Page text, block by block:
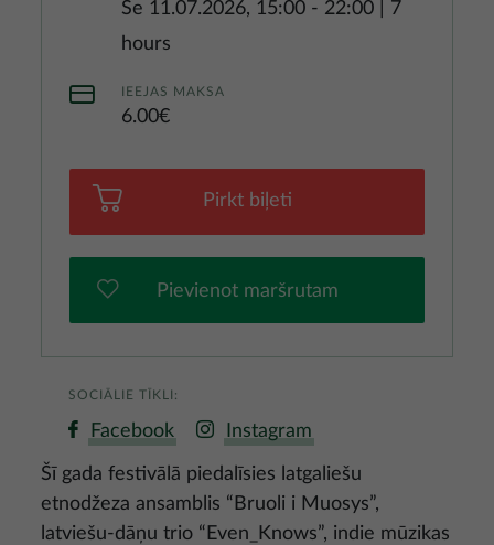
Šī gada festivālā piedalīsies latgaliešu
etnodžeza ansamblis “Bruoli i Muosys”,
latviešu-dāņu trio “Even_Knows”, indie mūzikas
Se 11.07.2026, 15:00 - 22:00
7
hours
IEEJAS MAKSA
6.00€
Pirkt biļeti
Pievienot maršrutam
SOCIĀLIE TĪKLI:
Facebook Instagram